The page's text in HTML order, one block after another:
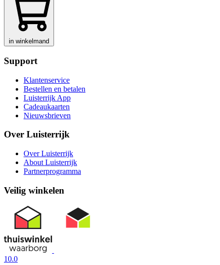
in winkelmand
Support
Klantenservice
Bestellen en betalen
Luisterrijk App
Cadeaukaarten
Nieuwsbrieven
Over Luisterrijk
Over Luisterrijk
About Luisterrijk
Partnerprogramma
Veilig winkelen
10.0